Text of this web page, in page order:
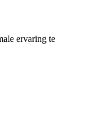
ervaring te